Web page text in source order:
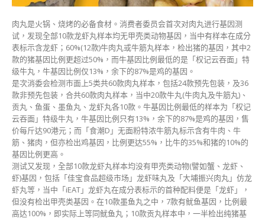
因
数
龙
虾
丸
无
虾
成
分〉
中
肉丸是火锅、烧烤的必备食材。消费者委员会首次对肉丸进行基因测
试，发现全部10款龙虾丸样本均无甲壳类动物基因，当中有样本在成分
表标示含龙虾；60%(12款)牛肉丸或牛筋丸样本，检出猪的基因，其中2
款的猪基因比例更超过50%，而牛基因比例最低的是「权记云吞面」特
级牛丸，牛基因比例仅13%，余下的87%是鸡的基因。
是次消委会检测市面上5类共60款肉丸样本，包括24款预先包装，及36
款非预先包装，合共60款肉丸样本，当中20款牛丸(牛肉丸及牛筋丸)、
贡丸、鱼蛋、墨鱼丸、龙虾丸各10款。牛基因比例最低的样本为「权记
云吞面」特级牛丸，牛基因比例只有13%，余下的87%是鸡的基因，售
价每斤达90港元；而「食潮D」无面粉特浓牛筋丸标示含有牛肉、牛
筋、猪肉，但亦检出鸡基因，比例更达55%，比牛的35%和猪的10%的
基因比例更高。
测试又发现，全部10款龙虾丸样本均没有甲壳类动物(譬如蟹、龙虾、
虾)基因，包括「佳宝食品超级市场」龙虾味丸及「大埔振兴肉丸」仿龙
虾丸等，当中「iEAT」龙虾丸在成分表标示的首种配料便是「龙虾」，
但没有检出甲壳类基因。在10款墨鱼丸之中，7款有鱿鱼基因，比例最
高达100%，即实际上等同鱿鱼丸；10款贡丸样本中，一半检出纯猪基